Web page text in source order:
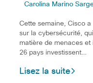
Carolina Marino
Cette semaine, Cisco
sur la cybersécurité,
matière de menaces
26 pays investissent…
Lisez la suite